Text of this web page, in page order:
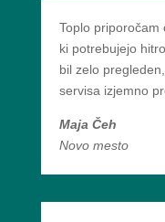
Toplo priporočam
ki potrebujejo
bil zelo
servisa izjemno
Maja Čeh
Novo mesto